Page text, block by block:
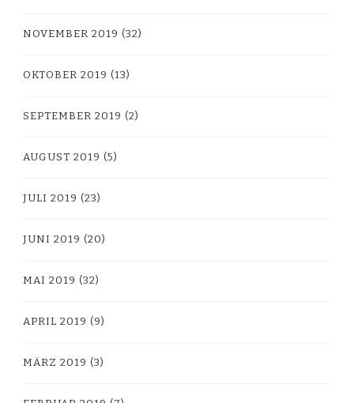
NOVEMBER 2019 (32)
OKTOBER 2019 (13)
SEPTEMBER 2019 (2)
AUGUST 2019 (5)
JULI 2019 (23)
JUNI 2019 (20)
MAI 2019 (32)
APRIL 2019 (9)
MÄRZ 2019 (3)